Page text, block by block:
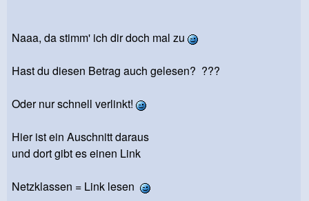
Naaa, da stimm' ich dir doch mal zu
Hast du diesen Betrag auch gelesen? ???
Oder nur schnell verlinkt!
Hier ist ein Auschnitt daraus
und dort gibt es einen Link
Netzklassen = Link lesen